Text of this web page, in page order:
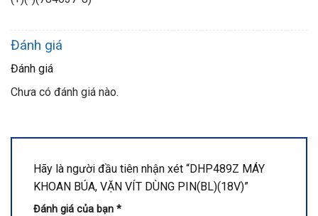
Đánh giá
Đánh giá
Chưa có đánh giá nào.
Hãy là người đầu tiên nhận xét “DHP489Z MÁY
KHOAN BÚA, VẶN VÍT DÙNG PIN(BL)(18V)”
Đánh giá của bạn *